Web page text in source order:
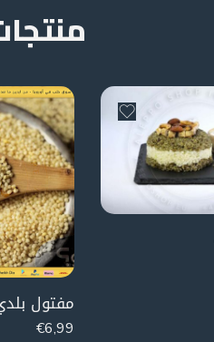
مفتول
€6,99